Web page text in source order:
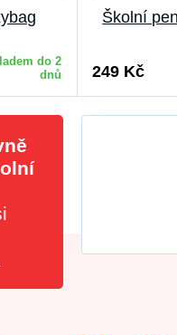
do 2
dnů
Školní
249 Kč